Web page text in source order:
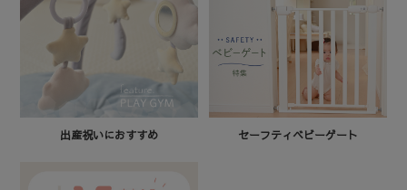
出産祝いにおすすめ セーフティベビーゲート